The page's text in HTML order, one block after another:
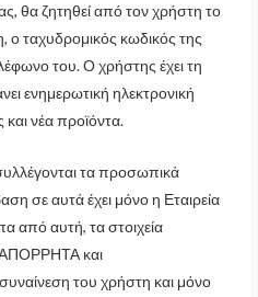
θα ζητηθεί από τον χρήστη το
ταχυδρομικός κωδικός της
του. Ο χρήστης έχει τη
ενημερωτική ηλεκτρονική
νέα προϊόντα.
τα προσωπικά
σε αυτά έχει μόνο η Εταιρεία
από αυτή, τα στοιχεία
ΑΠΟΡΡΗΤΑ και
του χρήστη και μόνο